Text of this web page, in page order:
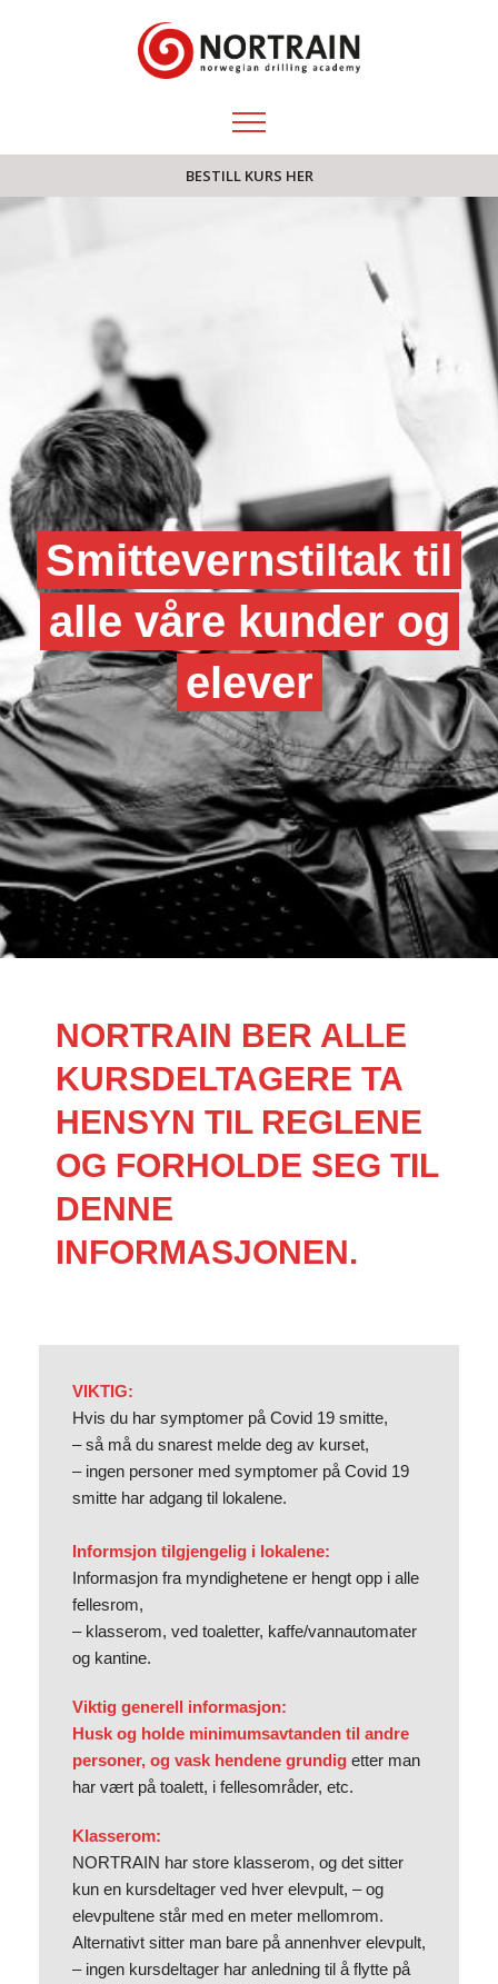
BESTILL KURS HER
Smittevernstiltak til
alle våre kunder og
elever
NORTRAIN BER ALLE
KURSDELTAGERE TA
HENSYN TIL REGLENE
OG FORHOLDE SEG TIL
DENNE
INFORMASJONEN.
VIKTIG:
Hvis du har symptomer på Covid 19 smitte,
– så må du snarest melde deg av kurset,
– ingen personer med symptomer på Covid 19
smitte har adgang til lokalene.
Informsjon tilgjengelig i lokalene:
Informasjon fra myndighetene er hengt opp i alle
fellesrom,
– klasserom, ved toaletter, kaffe/vannautomater
og kantine.
Viktig generell informasjon:
Husk og holde minimumsavtanden til andre
personer, og vask hendene grundig etter man
har vært på toalett, i fellesområder, etc.
Klasserom:
NORTRAIN har store klasserom, og det sitter
kun en kursdeltager ved hver elevpult, – og
elevpultene står med en meter mellomrom.
Alternativt sitter man bare på annenhver elevpult,
– ingen kursdeltager har anledning til å flytte på